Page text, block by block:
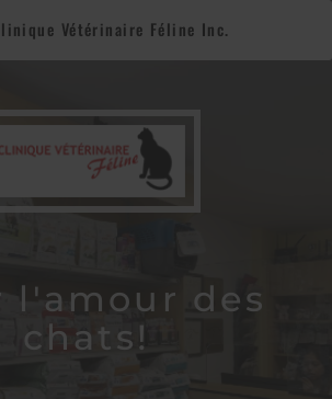
l'amour des
chats!
Vétérinaire Féline Inc.